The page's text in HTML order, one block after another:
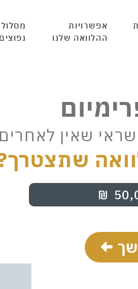
אפשרויות
ההלוואה שלנו
נפוצים
שאין לאחרים
₪